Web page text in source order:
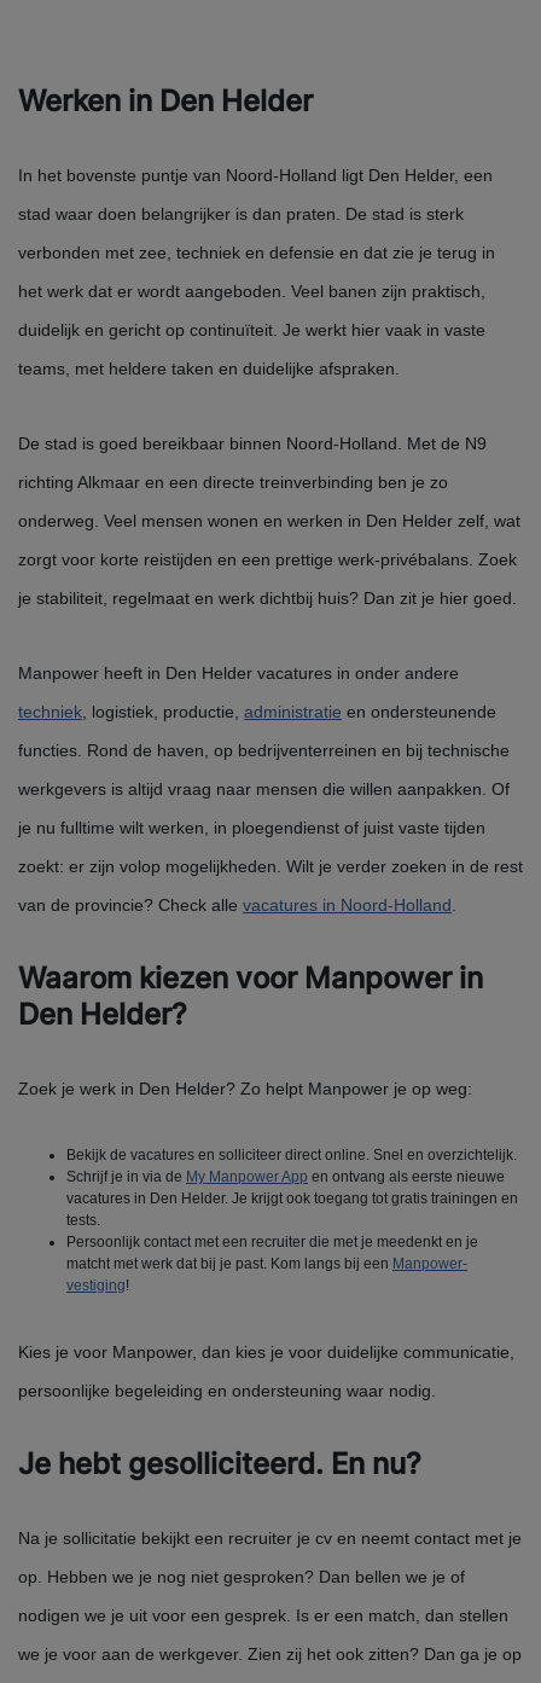
Werken in Den Helder
In het bovenste puntje van Noord-Holland ligt Den Helder, een
stad waar doen belangrijker is dan praten. De stad is sterk
verbonden met zee, techniek en defensie en dat zie je terug in
het werk dat er wordt aangeboden. Veel banen zijn praktisch,
duidelijk en gericht op continuïteit. Je werkt hier vaak in vaste
teams, met heldere taken en duidelijke afspraken.
De stad is goed bereikbaar binnen Noord-Holland. Met de N9
richting Alkmaar en een directe treinverbinding ben je zo
onderweg. Veel mensen wonen en werken in Den Helder zelf, wat
zorgt voor korte reistijden en een prettige werk-privébalans. Zoek
je stabiliteit, regelmaat en werk dichtbij huis? Dan zit je hier goed.
Manpower heeft in Den Helder vacatures in onder andere
techniek, logistiek, productie, administratie en ondersteunende
functies. Rond de haven, op bedrijventerreinen en bij technische
werkgevers is altijd vraag naar mensen die willen aanpakken. Of
je nu fulltime wilt werken, in ploegendienst of juist vaste tijden
zoekt: er zijn volop mogelijkheden. Wilt je verder zoeken in de rest
van de provincie? Check alle vacatures in Noord-Holland.
Waarom kiezen voor Manpower in
Den Helder?
Zoek je werk in Den Helder? Zo helpt Manpower je op weg:
Bekijk de vacatures en solliciteer direct online. Snel en overzichtelijk.
Schrijf je in via de My Manpower App en ontvang als eerste nieuwe
vacatures in Den Helder. Je krijgt ook toegang tot gratis trainingen en
tests.
Persoonlijk contact met een recruiter die met je meedenkt en je
matcht met werk dat bij je past. Kom langs bij een Manpower-
vestiging!
Kies je voor Manpower, dan kies je voor duidelijke communicatie,
persoonlijke begeleiding en ondersteuning waar nodig.
Je hebt gesolliciteerd. En nu?
Na je sollicitatie bekijkt een recruiter je cv en neemt contact met je
op. Hebben we je nog niet gesproken? Dan bellen we je of
nodigen we je uit voor een gesprek. Is er een match, dan stellen
we je voor aan de werkgever. Zien zij het ook zitten? Dan ga je op